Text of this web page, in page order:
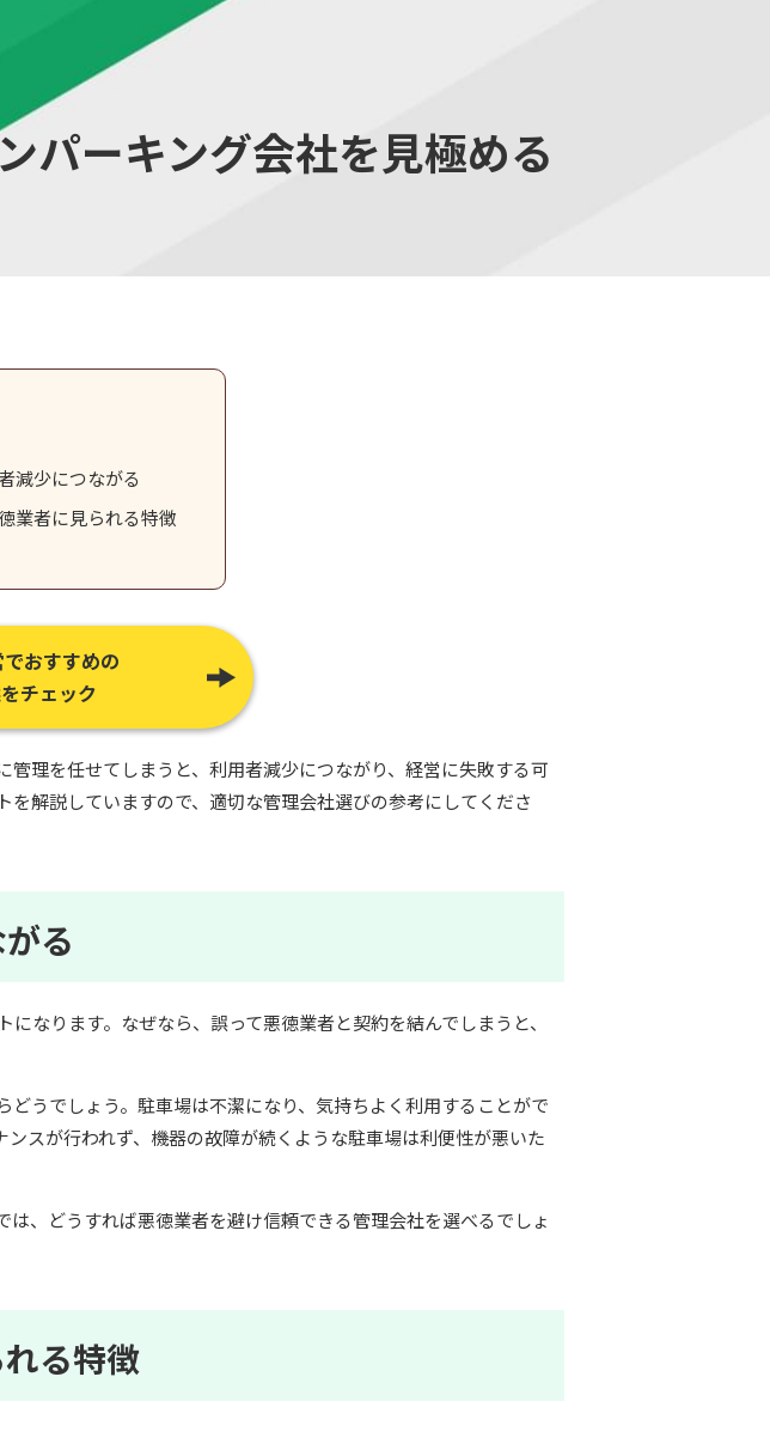
パーキング会社を見極める
減少につながる
業者に見られる特徴
おすすめの
チェック
理を任せてしまうと、利用者減少につながり、経営に失敗する可
解説していますので、適切な管理会社選びの参考にしてくださ
る
なります。なぜなら、誤って悪徳業者と契約を結んでしまうと、
うでしょう。駐車場は不潔になり、気持ちよく利用することがで
スが行われず、機器の故障が続くような駐車場は利便性が悪いた
、どうすれば悪徳業者を避け信頼できる管理会社を選べるでしょ
る特徴